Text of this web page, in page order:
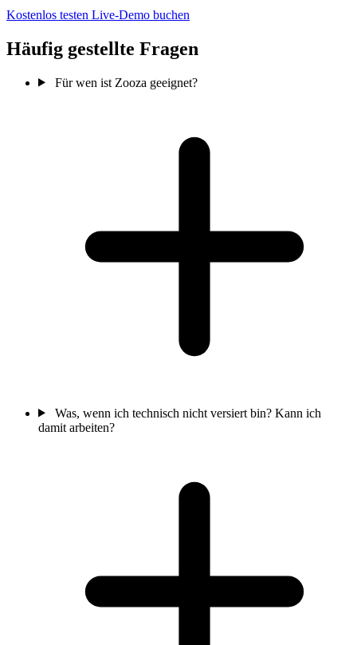
Kostenlos testen Live-Demo buchen
Häufig gestellte Fragen
Für wen ist Zooza geeignet?
Was, wenn ich technisch nicht versiert bin? Kann ich
damit arbeiten?